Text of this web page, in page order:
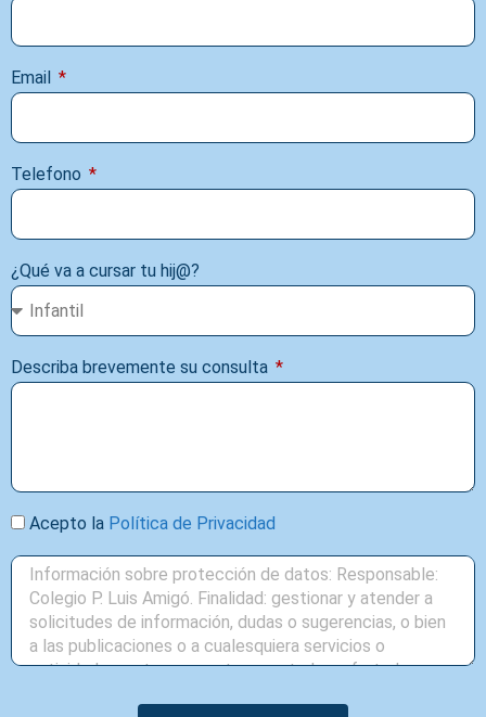
Email
Telefono
¿Qué va a cursar tu hij@?
Describa brevemente su consulta
Acepto la Política de Privacidad